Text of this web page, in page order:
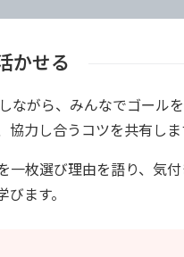
かせる
がら、みんなでゴールを
力し合うコツを共有しま
一枚選び理由を語り、気
ます。